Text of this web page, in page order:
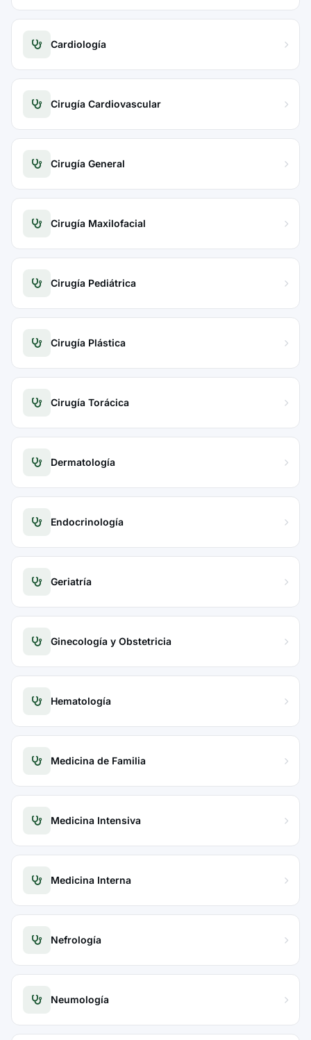
Cardiología
Cirugía Cardiovascular
Cirugía General
Cirugía Maxilofacial
Cirugía Pediátrica
Cirugía Plástica
Cirugía Torácica
Dermatología
Endocrinología
Geriatría
Ginecología y Obstetricia
Hematología
Medicina de Familia
Medicina Intensiva
Medicina Interna
Nefrología
Neumología